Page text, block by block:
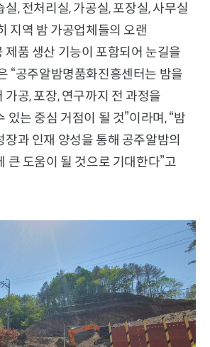
, 전처리실, 가공실, 포장실, 사무실
지역 밤 가공업체들의 오랜
제품 생산 기능이 포함되어 눈길을
“공주알밤명품화진흥센터는 밤을
공, 포장, 연구까지 전 과정을
있는 중심 거점이 될 것”이라며, “밤
과 인재 양성을 통해 공주알밤의
큰 도움이 될 것으로 기대한다”고